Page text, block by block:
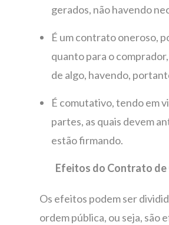
gerados, não havendo
É um contrato oneroso,
quanto para o
de algo, havendo,
É comutativo, tendo em
partes, as quais devem
estão firmando.
Efeitos do Contrato de
Os efeitos podem ser
ordem pública, ou seja, são